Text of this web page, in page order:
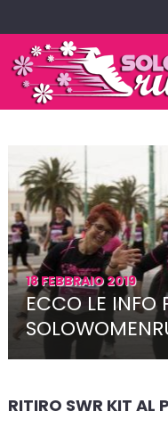
18 FEBBRAIO 2019
ECCO LE INFO
RITIRO SWR KIT AL